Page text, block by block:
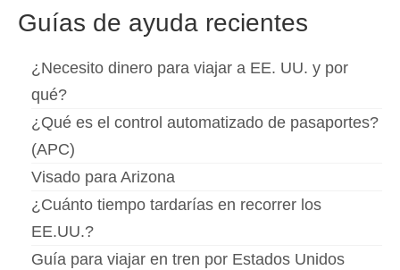
Slovenščina Esloveno )
Guías de ayuda recientes
¿Necesito dinero para viajar a EE. UU. y por
qué?
¿Qué es el control automatizado de pasaportes?
(APC)
Visado para Arizona
¿Cuánto tiempo tardarías en recorrer los
EE.UU.?
Guía para viajar en tren por Estados Unidos